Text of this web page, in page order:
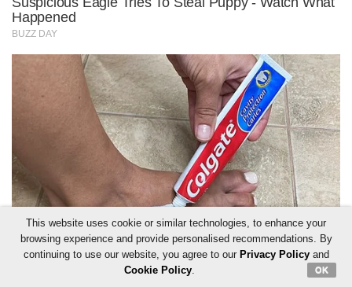
This website uses cookie or similar technologies, to enhance your
browsing experience and provide personalised recommendations. By
continuing to use our website, you agree to our Privacy Policyand
Cookie Policy. OK